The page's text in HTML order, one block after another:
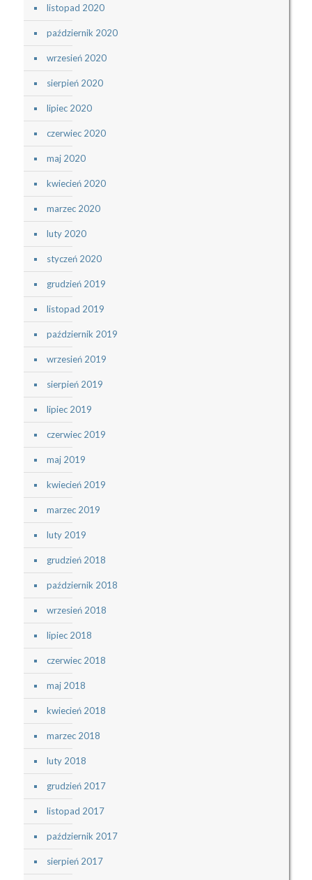
listopad 2020
październik 2020
wrzesień 2020
sierpień 2020
lipiec 2020
czerwiec 2020
maj 2020
kwiecień 2020
marzec 2020
luty 2020
styczeń 2020
grudzień 2019
listopad 2019
październik 2019
wrzesień 2019
sierpień 2019
lipiec 2019
czerwiec 2019
maj 2019
kwiecień 2019
marzec 2019
luty 2019
grudzień 2018
październik 2018
wrzesień 2018
lipiec 2018
czerwiec 2018
maj 2018
kwiecień 2018
marzec 2018
luty 2018
grudzień 2017
listopad 2017
październik 2017
sierpień 2017